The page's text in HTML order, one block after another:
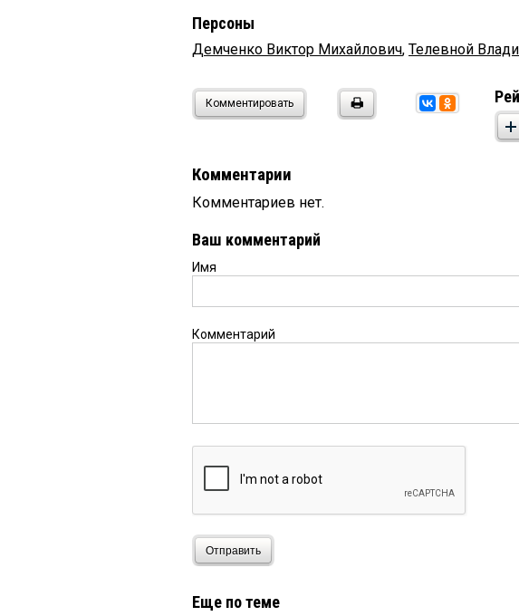
Персоны
Демченко Виктор Михайлович, Телевной
Комментировать
Комментарии
Комментариев нет.
Ваш комментарий
Имя
Комментарий
Отправить
Еще по теме